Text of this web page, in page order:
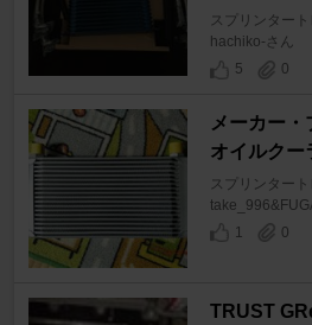
スプリンタート
hachiko-さん
5
0
メーカー
オイルクー
スプリンタート
1
0
TRUST